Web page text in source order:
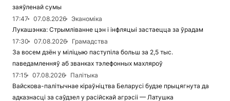
заяўленай сумы
17:47
07.08.2026
Эканоміка
Лукашэнка: Стрымліванне цэн і інфляцыі застаецца за ўрадам
17:30
07.08.2026
Грамадства
За восем дзён у міліцыю паступіла больш за 2,5 тыс.
паведамленняў аб званках тэлефонных махляроў
17:15
07.08.2026
Палітыка
Вайскова-палітычнае кіраўніцтва Беларусі будзе прыцягнута да
адказнасці за саўдзел у расійскай агрэсіі — Латушка